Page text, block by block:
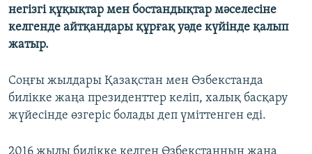
негізгі құқықтар мен бостандықтар мәселесіне
келгенде айтқандары құрғақ уәде күйінде қалып
жатыр.
Соңғы жылдары Қазақстан мен Өзбекстанда
билікке жаңа президенттер келіп, халық басқару
жүйесінде өзгеріс болады деп үміттенген еді.